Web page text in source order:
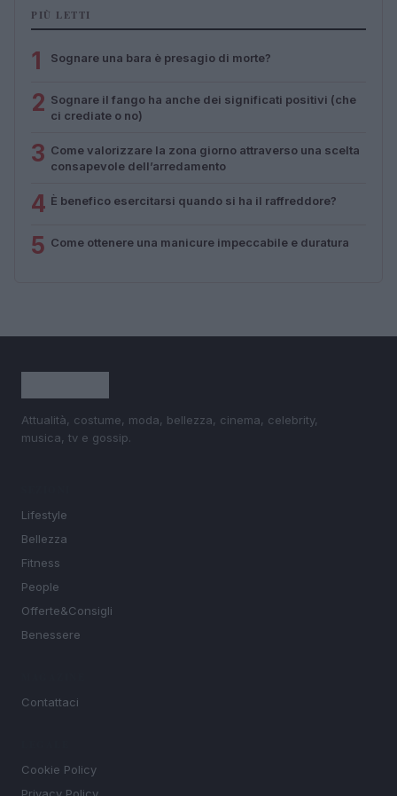
PIÙ LETTI
1 Sognare una bara è presagio di morte?
2 Sognare il fango ha anche dei significati positivi (che
ci crediate o no)
3 Come valorizzare la zona giorno attraverso una scelta
consapevole dell’arredamento
4 È benefico esercitarsi quando si ha il raffreddore?
5 Come ottenere una manicure impeccabile e duratura
Attualità, costume, moda, bellezza, cinema, celebrity,
musica, tv e gossip.
Lifestyle
Bellezza
Fitness
People
Offerte&Consigli
Benessere
Contattaci
Cookie Policy